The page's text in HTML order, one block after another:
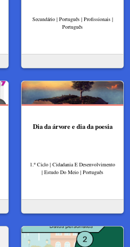
Secundário | Português | Profissionais |
Português
Dia da árvore e dia da poesia
1.º Ciclo | Cidadania E Desenvolvimento
| Estudo Do Meio | Português